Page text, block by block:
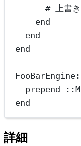
# 上書き
end
end
end
FooBarEngine
prepend ::
end
詳細